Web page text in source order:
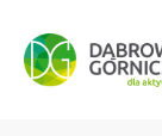
PRZEJDŹ
PRZEJDŹ
PRZEJDŹ DO